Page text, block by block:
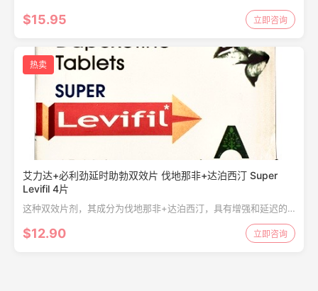
双重作用，用于增强阴茎勃起硬度并延长活动时间，服用后15-20
分钟可用于刺激性爱效果刺激。
$15.95 立即咨询
热卖
艾力达+必利劲延时助勃双效片 伐地那非+达泊西汀 Super
Levifil 4片
这种双效片剂，其成分为伐地那非+达泊西汀，具有增强和延迟的
双重作用，用于增强阴茎勃起硬度并延长活动时间，服用后15-20
分钟可用于刺激性爱效果刺激。
$12.90 立即咨询